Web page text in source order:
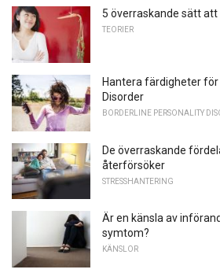
5 överraskande sätt
TEORIER
Hantera färdigheter
Disorder
BORDERLINE PERSONALITY
De överraskande
återförsöker
STRESSHANTERING
Är en känsla av
symtom?
KÄNSLOR